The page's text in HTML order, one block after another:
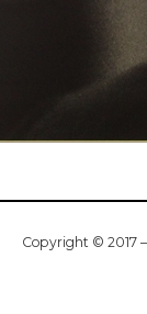
Copyright © 2017